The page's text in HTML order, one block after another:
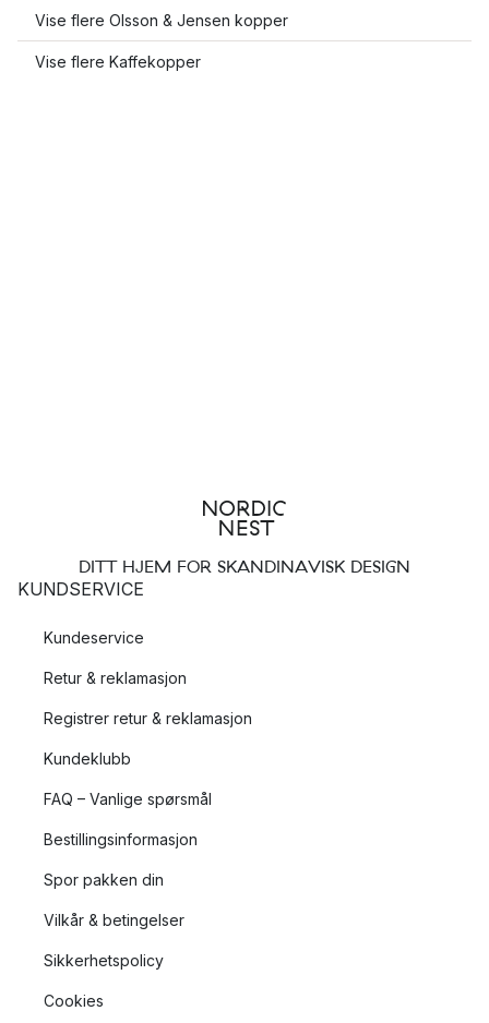
Vise flere Olsson & Jensen kopper
Vise flere Kaffekopper
DITT HJEM FOR SKANDINAVISK DESIGN
KUNDSERVICE
Kundeservice
Retur & reklamasjon
Registrer retur & reklamasjon
Kundeklubb
FAQ – Vanlige spørsmål
Bestillingsinformasjon
Spor pakken din
Vilkår & betingelser
Sikkerhetspolicy
Cookies